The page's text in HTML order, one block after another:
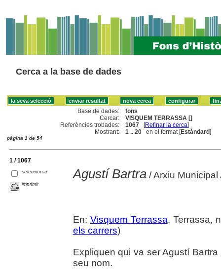
Cerca a la base de dades
Base de dades:
fons
Cercar:
VISQUEM TERRASSA []
Referències trobades:
1067 [Refinar la cerca]
Mostrant:
1 .. 20 en el format [Estàndard]
pàgina 1 de 54
1 / 1067
seleccionar
imprimir
Agustí Bartra/ Arxiu Municipal
En: Visquem Terrassa. Terrassa,
els carrers)
Expliquen qui va ser Agustí
seu nom.